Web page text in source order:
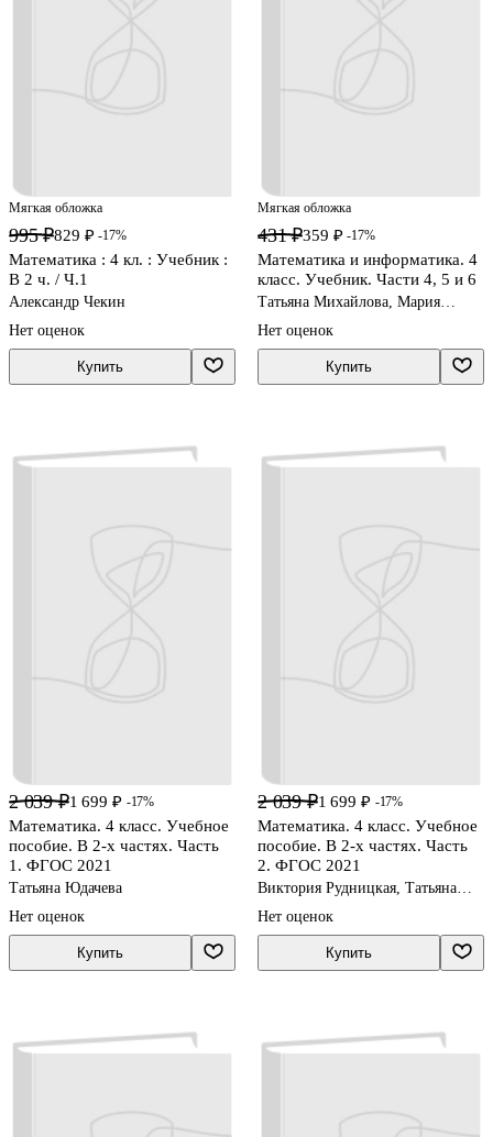
Мягкая обложка
995 ₽829 ₽ -17%
Математика : 4 кл. : Учебник :
В 2 ч. / Ч.1
Александр Чекин
Нет оценок
Купить
Мягкая обложка
431 ₽359 ₽ -17%
Математика и информатика. 4
класс. Учебник. Части 4, 5 и 6
Татьяна Михайлова, Мария
Посицельский, Татьяна Рудченко,
Наталия Сопрунова
Нет оценок
Купить
2 039 ₽1 699 ₽ -17%
Математика. 4 класс. Учебное
пособие. В 2-х частях. Часть
1. ФГОС 2021
Татьяна Юдачева
Нет оценок
Купить
2 039 ₽1 699 ₽ -17%
Математика. 4 класс. Учебное
пособие. В 2-х частях. Часть
2. ФГОС 2021
Виктория Рудницкая, Татьяна
Нет оценок
Купить